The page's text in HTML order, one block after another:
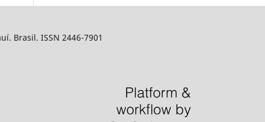
Brasil. ISSN 2446-7901